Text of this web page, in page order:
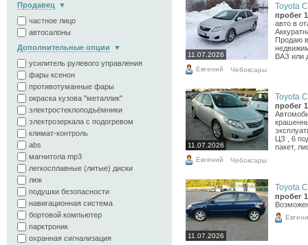
Продавец
частное лицо
автосалоны
Дополнительные опции
усилитель рулевого управления
фары ксенон
противотуманные фары
окраска кузова "металлик"
электростеклоподъёмники
электрозеркала с подогревом
климат-контроль
abs
магнитола mp3
легкосплавные (литые) диски
люк
подушки безопасности
навигационная система
бортовой компьютер
парктроник
охранная сигнализация
11.07.2026
Toyota
пробег
авто в
Продаю
ВАЗ или
Евгений Чебоксары
11.07.2026
Toyota
пробег
ЦЗ , 6
пакет,
Евгений Чебоксары
11.07.2026
Toyota
пробег